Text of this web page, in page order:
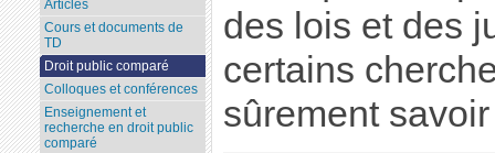
des lois et des
certains
sûrement
Articles
Cours et documents de
TD
Droit public comparé
Colloques et conférences
Enseignement et
recherche en droit public
comparé